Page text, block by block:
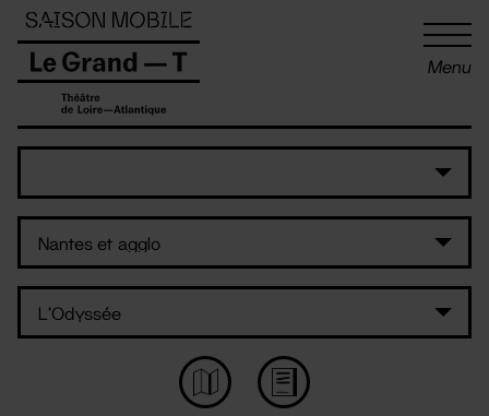
Menu
Panneau de gestion des cookies